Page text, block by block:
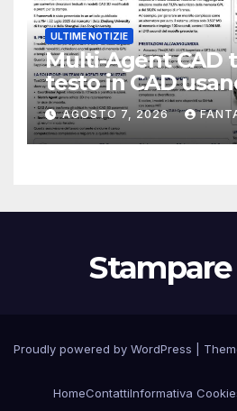
ULTIME NOTIZIE
Multi-Agent CAD
testo in CAD
meno token
AGOSTO 7, 2026
Proudly powered by WordPress
HomeContattiInformativa